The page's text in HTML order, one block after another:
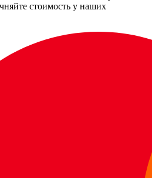
стоимость у наших